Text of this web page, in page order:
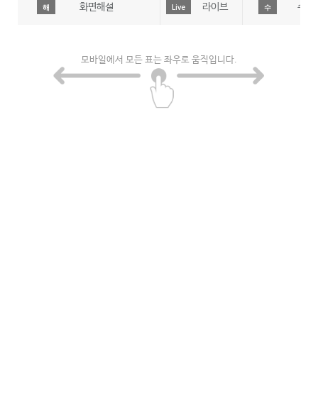
해 화면해설 Live 라이브 수 수어
모바일에서 모든 표는 좌우로 움직입니다.